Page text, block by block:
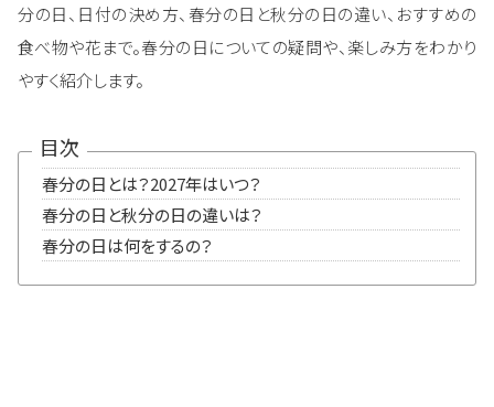
分の日、日付の決め方、春分の日と秋分の日の違い、おすすめの
食べ物や花まで。春分の日についての疑問や、楽しみ方をわかり
やすく紹介します。
目次
春分の日とは？2027年はいつ？
春分の日と秋分の日の違いは？
春分の日は何をするの？